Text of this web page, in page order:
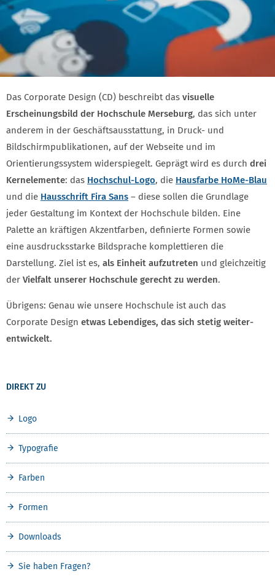
Das Corporate Design (CD) beschreibt das visuelle
Erscheinungs­bild der Hochschule Merseburg, das sich unter
anderem in der Geschäfts­ausstattung, in Druck- und
Bildschirm­publikationen, auf der Webseite und im
Orientierungs­system widerspiegelt. Geprägt wird es durch drei
Kern­elemente: das Hochschul-Logo, die Hausfarbe HoMe-Blau
und die Hausschrift Fira Sans – diese sollen die Grundlage
jeder Gestaltung im Kontext der Hochschule bilden. Eine
Palette an kräftigen Akzent­farben, definierte Formen sowie
eine ausdrucks­starke Bildsprache komplettieren die
Darstellung. Ziel ist es, als Einheit aufzutreten und gleichzeitig
der Vielfalt unserer Hochschule gerecht zu werden.
Übrigens: Genau wie unsere Hochschule ist auch das
Corporate Design etwas Lebendiges, das sich stetig weiter­
entwickelt.
DIREKT ZU
Logo
Typografie
Farben
Formen
Downloads
Sie haben Fragen?